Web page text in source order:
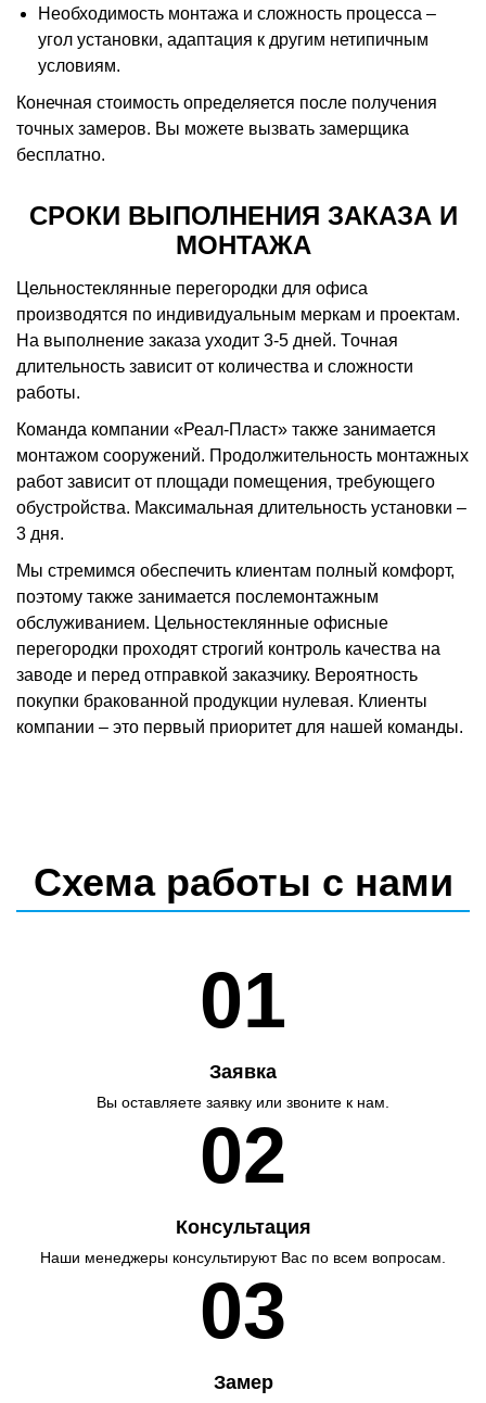
Необходимость монтажа и сложность процесса –
угол установки, адаптация к другим нетипичным
условиям.
Конечная стоимость определяется после получения
точных замеров. Вы можете вызвать замерщика
бесплатно.
СРОКИ ВЫПОЛНЕНИЯ ЗАКАЗА И
МОНТАЖА
Цельностеклянные перегородки для офиса
производятся по индивидуальным меркам и проектам.
На выполнение заказа уходит 3-5 дней. Точная
длительность зависит от количества и сложности
работы.
Команда компании «Реал-Пласт» также занимается
монтажом сооружений. Продолжительность монтажных
работ зависит от площади помещения, требующего
обустройства. Максимальная длительность установки –
3 дня.
Мы стремимся обеспечить клиентам полный комфорт,
поэтому также занимается послемонтажным
обслуживанием. Цельностеклянные офисные
перегородки проходят строгий контроль качества на
заводе и перед отправкой заказчику. Вероятность
покупки бракованной продукции нулевая. Клиенты
компании – это первый приоритет для нашей команды.
Схема работы с нами
01
Заявка
Вы оставляете заявку или звоните к нам.
02
Консультация
Наши менеджеры консультируют Вас по всем вопросам.
03
Замер